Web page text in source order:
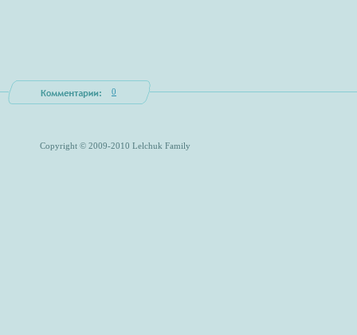
0
Copyright © 2009-2010 Lelchuk Family